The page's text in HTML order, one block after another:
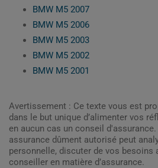
BMW M5 2007
BMW M5 2006
BMW M5 2003
BMW M5 2002
BMW M5 2001
Avertissement : Ce texte vous est
dans le but unique d’alimenter vos
en aucun cas un conseil
assurance dûment autorisé peut
personnelle, discuter de vos besoins
conseiller en matière d’assurance.